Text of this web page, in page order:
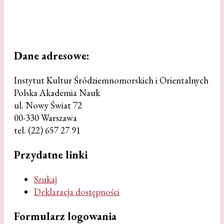
Dane adresowe:
Instytut Kultur Śródziemnomorskich i Orientalnych
Polska Akademia Nauk
ul. Nowy Świat 72
00-330 Warszawa
tel. (22) 657 27 91
Przydatnelinki
Szukaj
Deklaracja dostępności
Formularz logowania